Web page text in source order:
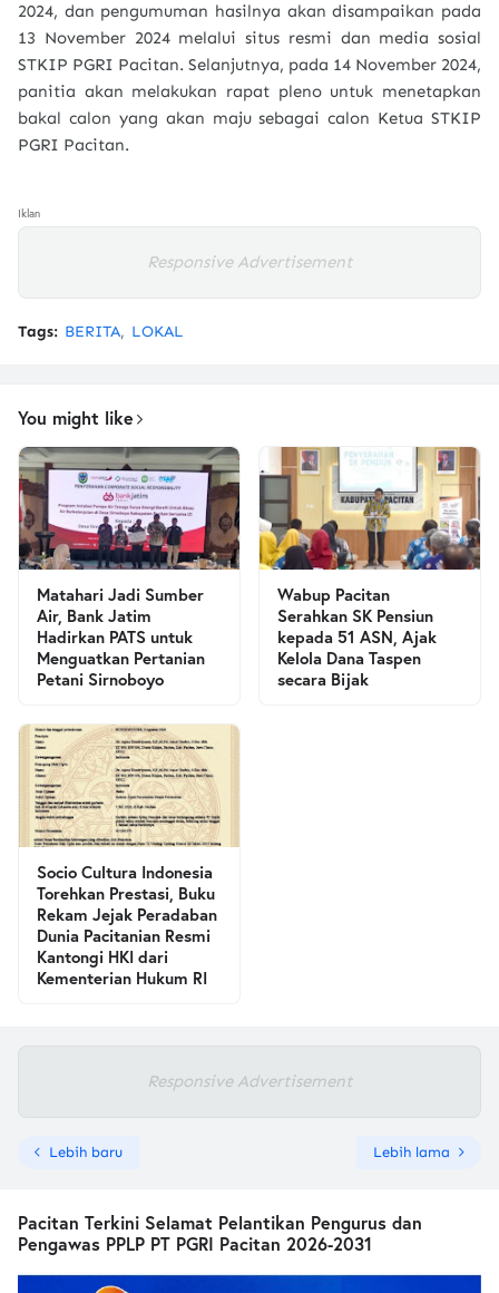
2024, dan pengumuman hasilnya akan disampaikan pada
13 November 2024 melalui situs resmi dan media sosial
STKIP PGRI Pacitan. Selanjutnya, pada 14 November 2024,
panitia akan melakukan rapat pleno untuk menetapkan
bakal calon yang akan maju sebagai calon Ketua STKIP
PGRI Pacitan.
Iklan
Responsive Advertisement
Tags: BERITA LOKAL
You might like
Matahari Jadi Sumber
Air, Bank Jatim
Hadirkan PATS untuk
Menguatkan Pertanian
Petani Sirnoboyo
Wabup Pacitan
Serahkan SK Pensiun
kepada 51 ASN, Ajak
Kelola Dana Taspen
secara Bijak
Socio Cultura Indonesia
Torehkan Prestasi, Buku
Rekam Jejak Peradaban
Dunia Pacitanian Resmi
Kantongi HKI dari
Kementerian Hukum RI
Responsive Advertisement
Lebih baru Lebih lama
Pacitan Terkini Selamat Pelantikan Pengurus dan
Pengawas PPLP PT PGRI Pacitan 2026-2031